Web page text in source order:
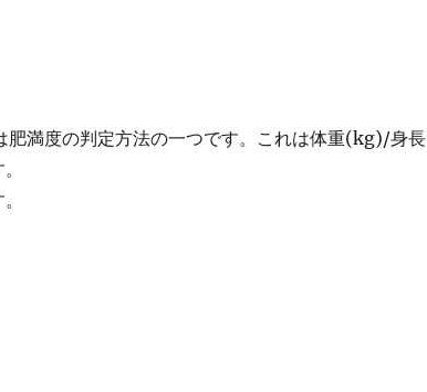
満度の判定方法の一つです。これは体重(kg)/身長